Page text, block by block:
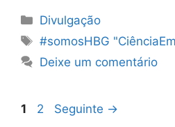
Categorias
Divulgação
Etiquetas
#somosHBG
Deixe um comentário
Navegação
Página
1 Página
2 Seguinte →